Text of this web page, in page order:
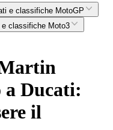
e classifiche MotoGP
e classifiche Moto3
a Ducati:
il